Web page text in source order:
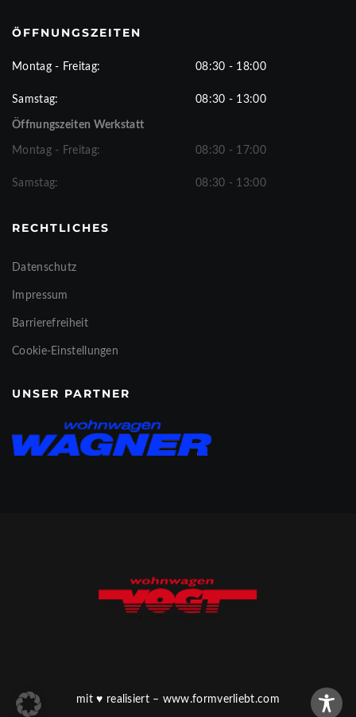
ÖFFNUNGSZEITEN
Montag - Freitag: 08:30 - 18:00
Samstag: 08:30 - 13:00
Öffnungszeiten Werkstatt
Montag - Freitag: 08:30 - 17:00
Samstag: 08:30 - 13:00
RECHTLICHES
Datenschutz
Impressum
Barrierefreiheit
Cookie-Einstellungen
UNSER PARTNER
mit♥ realisiert – www.formverliebt.com